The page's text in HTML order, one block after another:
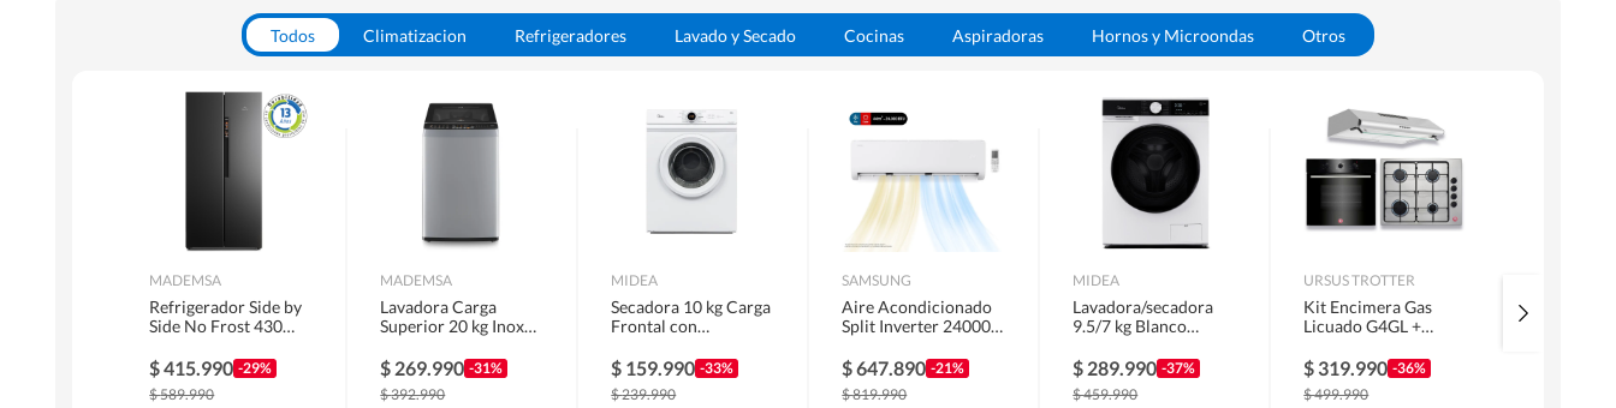
Todos Climatizacion Refrigeradores Lavado y Secado Cocinas Aspiradoras Hornos y Microondas Otros
MADEMSA
Refrigerador Side by
Side No Frost 430
MAS430B
$415.990 -29%
$589.990
MADEMSA
Lavadora Carga
Superior 20 kg Inox
$ 269.990 -31%
$392.990
MIDEA
Secadora 10 kg Carga
Frontal con
MD100A100/W2
$ 159.990 -33%
$239.990
SAMSUNG
Aire Acondicionado
Split Inverter 24000
$647.890 -21%
$819.990
MIDEA
Lavadora/secadora
9.5/7 kg Blanco
$ 289.990 -37%
$459.990
URSUS TROTTER
Kit Encimera Gas
Licuado G4GL +
1 Motor FF60IN +
Horno EPC4NIG
$ 319.990 -36%
$499.990